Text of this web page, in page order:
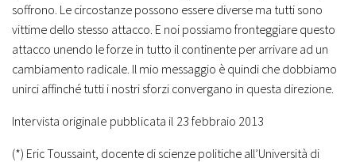
soffrono. Le circostanze possono essere diverse ma tutti sono
vittime dello stesso attacco. E noi possiamo fronteggiare questo
attacco unendo le forze in tutto il continente per arrivare ad un
cambiamento radicale. Il mio messaggio è quindi che dobbiamo
unirci affinché tutti i nostri sforzi convergano in questa direzione.
Intervista originale pubblicata il 23 febbraio 2013
(*) Eric Toussaint , docente di scienze politiche all’Università di